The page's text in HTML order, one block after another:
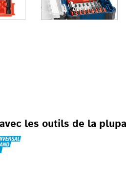
les outils de la